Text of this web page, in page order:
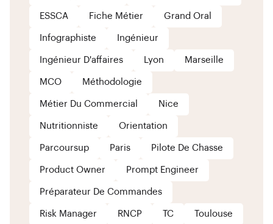
ESSCA Fiche Métier Grand Oral
Infographiste Ingénieur
Ingénieur D'affaires Lyon Marseille
MCO Méthodologie
Métier Du Commercial Nice
Nutritionniste Orientation
Parcoursup Paris Pilote De Chasse
Product Owner Prompt Engineer
Préparateur De Commandes
Risk Manager RNCP TC Toulouse